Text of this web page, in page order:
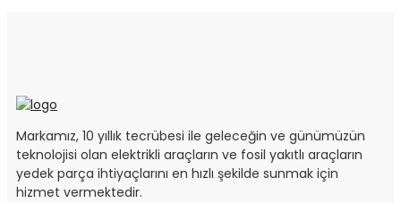
Markamız, 10 yıllık tecrübesi ile geleceğin ve günümüzün
teknolojisi olan elektrikli araçların ve fosil yakıtlı araçların
yedek parça ihtiyaçlarını en hızlı şekilde sunmak için
hizmet vermektedir.